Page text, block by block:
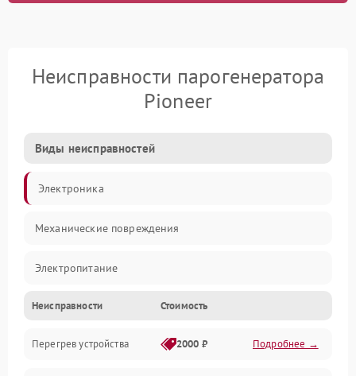
Неисправности парогенератора
Pioneer
Виды неисправностей
Электроника
Механические повреждения
Электропитание
Парообразование
Герметичность
Неисправности Стоимость
Перегрев устройства 2000 ₽ Подробнее →